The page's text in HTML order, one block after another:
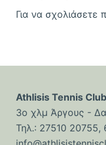
Για να σχολιάσετε
Athlisis Tennis Club
3ο χλμ Άργους -
Τηλ.: 27510